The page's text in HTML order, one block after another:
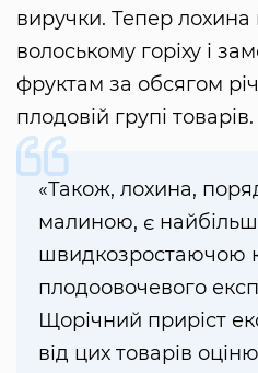
виручки. Тепер
волоському горіху і
фруктам за обсягом
плодовій групі товарів.
«Також, лохина,
малиною, є найбільш
швидкозростаючою
плодоовочевого
Щорічний приріст
від цих товарів